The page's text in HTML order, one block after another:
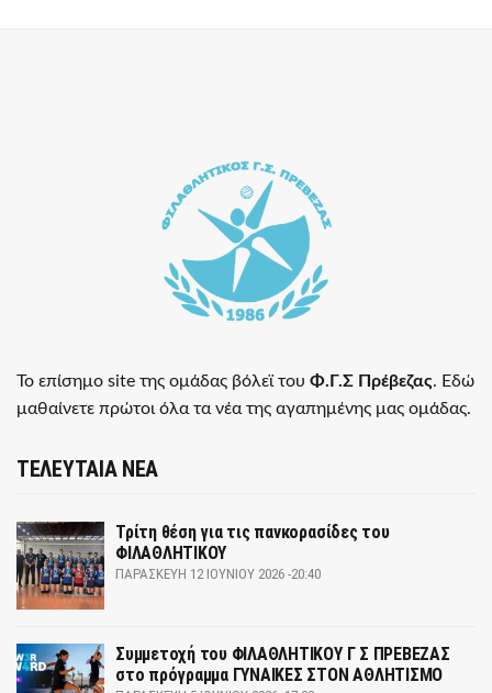
Το επίσημο site της ομάδας βόλεϊ του Φ.Γ.Σ Πρέβεζας. Εδώ
μαθαίνετε πρώτοι όλα τα νέα της αγαπημένης μας ομάδας.
ΤΕΛΕΥΤΑΙΑ ΝΕΑ
Τρίτη θέση για τις πανκορασίδες του
ΦΙΛΑΘΛΗΤΙΚΟΥ
ΠΑΡΑΣΚΕΥΉ 12 ΙΟΥΝΊΟΥ 2026 -20:40
Συμμετοχή του ΦΙΛΑΘΛΗΤΙΚΟΥ Γ Σ ΠΡΕΒΕΖΑΣ
στο πρόγραμμα ΓΥΝΑΙΚΕΣ ΣΤΟΝ ΑΘΛΗΤΙΣΜΟ